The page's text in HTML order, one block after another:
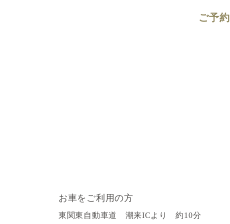
ご予
お車をご利用の方
東関東自動車道 潮来ICより 約10分